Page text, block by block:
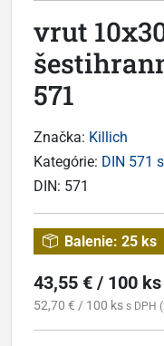
vrut
571
Značka: Killich
Kategórie: DIN 571
DIN: 571
Balenie: 25 ks
43,55 € / 100 ks
52,70 € / 100 ks s DPH